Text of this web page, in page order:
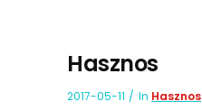
Hasznos
2017-05-11 In Hasznos